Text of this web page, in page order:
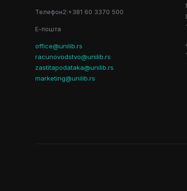
Телефон2:+381 60 3370 500
Е-пошта
office@unilib.rs
racunovodstvo@unilib.rs
zastitapodataka@unilib.rs
marketing@unilib.rs